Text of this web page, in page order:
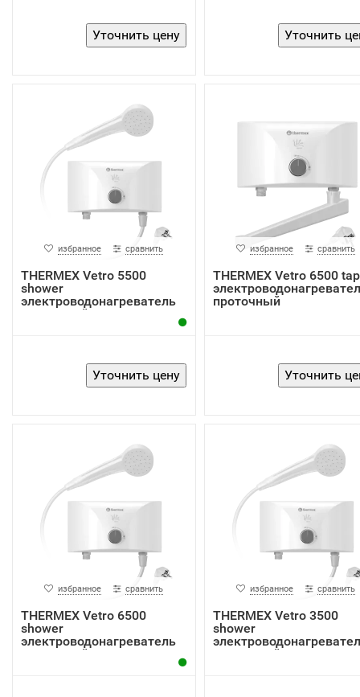
избранное сравнить
THERMEX Vetro 5500
shower
электроводонагреватель
проточный
избранное сравнить
THERMEX Vetro 6500 tap
проточный
избранное сравнить
THERMEX Vetro 6500
shower
электроводонагреватель
проточный
избранное сравнить
THERMEX Vetro 3500
shower
проточный